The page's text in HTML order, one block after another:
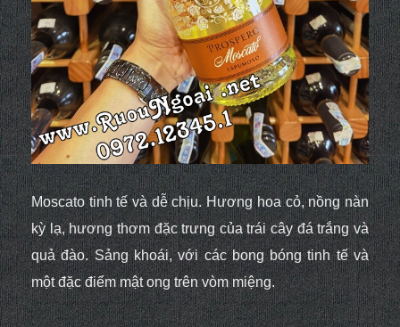
Moscato tinh tế và dễ chịu. Hương hoa cỏ, nồng nàn
kỳ lạ, hương thơm đặc trưng của trái cây đá trắng và
quả đào. Sảng khoái, với các bong bóng tinh tế và
một đặc điểm mật ong trên vòm miệng.